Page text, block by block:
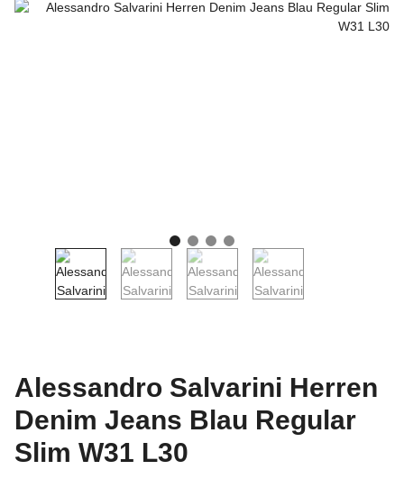
Alessandro Salvarini Herren
Denim Jeans Blau Regular
Slim W31 L30